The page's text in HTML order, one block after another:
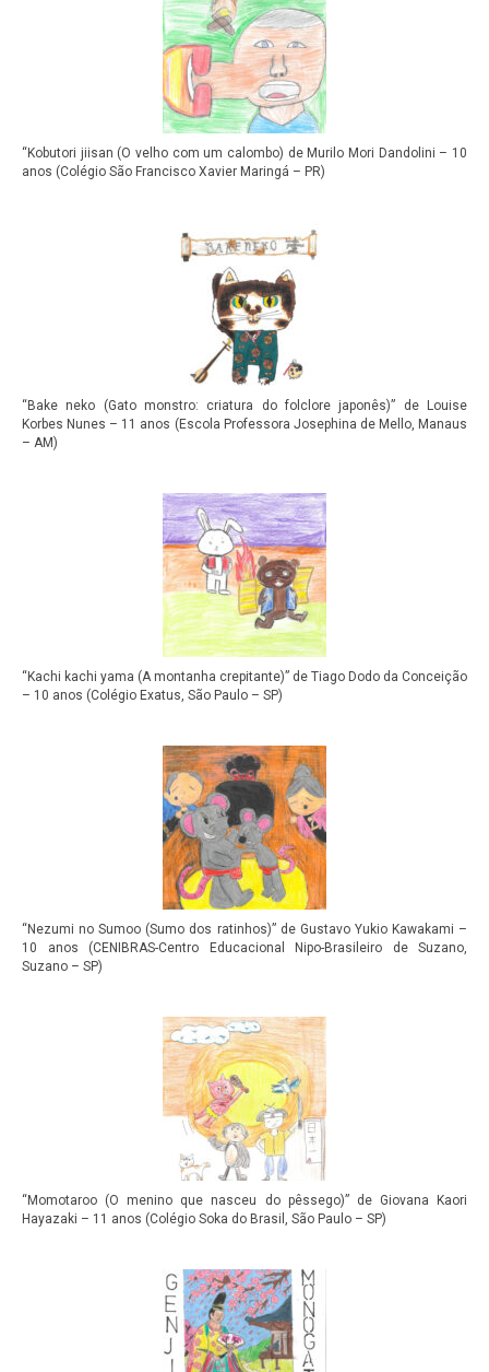
“Kobutori jiisan (O velho com um calombo) de Murilo Mori Dandolini – 10
anos (Colégio São Francisco Xavier Maringá – PR)
“Bake neko (Gato monstro: criatura do folclore japonês)” de Louise
Korbes Nunes – 11 anos (Escola Professora Josephina de Mello, Manaus
– AM)
“Kachi kachi yama (A montanha crepitante)” de Tiago Dodo da Conceição
– 10 anos (Colégio Exatus, São Paulo – SP)
“Nezumi no Sumoo (Sumo dos ratinhos)” de Gustavo Yukio Kawakami –
10 anos (CENIBRAS-Centro Educacional Nipo-Brasileiro de Suzano,
Suzano – SP)
“Momotaroo (O menino que nasceu do pêssego)” de Giovana Kaori
Hayazaki – 11 anos (Colégio Soka do Brasil, São Paulo – SP)